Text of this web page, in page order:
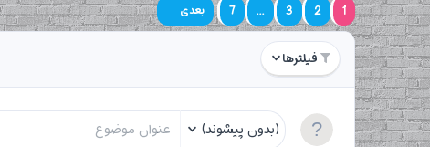
1
2
3
...
7 بعدی
فیلترها
(بدون پیشوند)